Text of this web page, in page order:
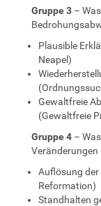
Gruppe 3 –
Plausible
Neapel)
Gewaltfreie
(Gewaltfreie
Gruppe 4 –
Auflösung
Reformation)
Standhalten